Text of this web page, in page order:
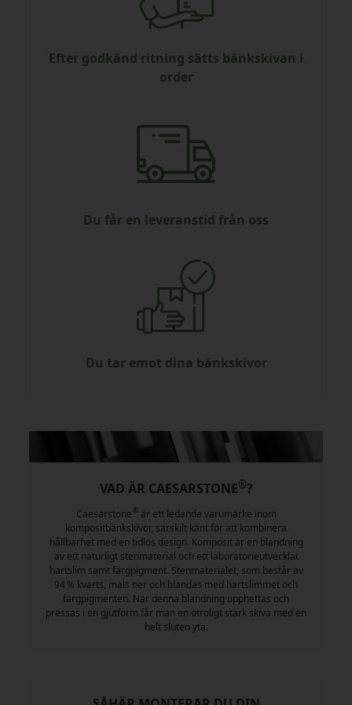
Efter godkänd ritning sätts bänkskivan i
order
Du får en leveranstid från oss
Du tar emot dina bänkskivor
VAD ÄR CAESARSTONE®?
Caesarstone ®är ett ledande varumärke inom
kompositbänkskivor, särskilt känt för att kombinera
hållbarhet med en tidlös design. Komposit är en blandning
av ett naturligt stenmaterial och ett laboratorieutvecklat
hartslim samt färgpigment. Stenmaterialet, som består av
94 % kvarts, mals ner och blandas med hartslimmet och
färgpigmenten. När denna blandning upphettas och
pressas i en gjutform får man en otroligt stark skiva med en
helt sluten yta.